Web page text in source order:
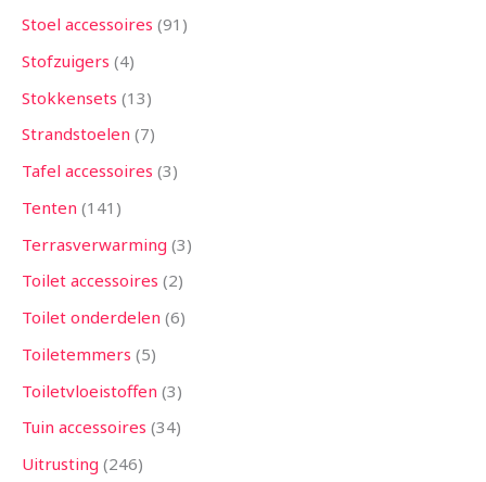
Stoel accessoires 91
Stofzuigers 4
Stokkensets 13
Strandstoelen 7
Tafel accessoires 3
Tenten 141
Terrasverwarming 3
Toilet accessoires 2
Toilet onderdelen 6
Toiletemmers 5
Toiletvloeistoffen 3
Tuin accessoires 34
Uitrusting 246